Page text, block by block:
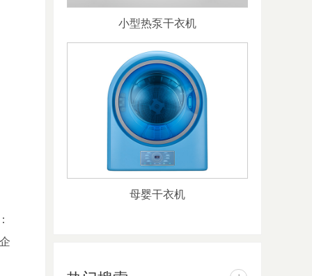
小型热泵干衣机
母婴干衣机